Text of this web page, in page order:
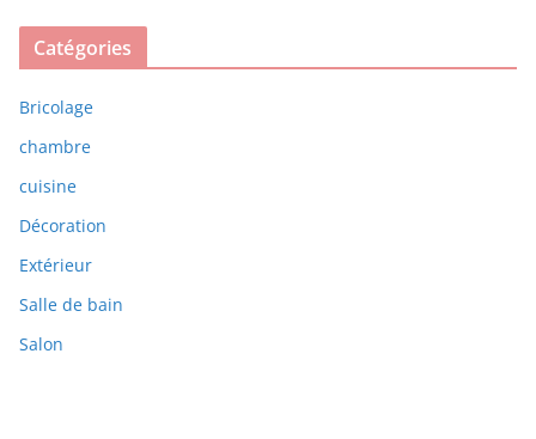
Catégories
Bricolage
chambre
cuisine
Décoration
Extérieur
Salle de bain
Salon